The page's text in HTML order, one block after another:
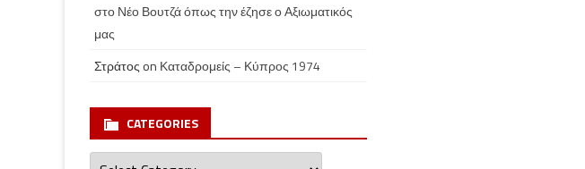
στο Νέο Βουτζά όπως την έζησε ο Αξιωματικός
μας
Στράτος on Καταδρομείς – Κύπρος 1974
CATEGORIES
Categories